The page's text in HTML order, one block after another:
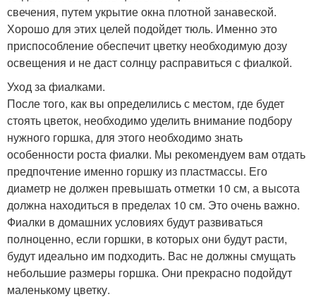
свечения, путем укрытие окна плотной занавеской.
Хорошо для этих целей подойдет тюль. Именно это
приспособление обеспечит цветку необходимую дозу
освещения и не даст солнцу расправиться с фиалкой.
Уход за фиалками.
После того, как вы определились с местом, где будет
стоять цветок, необходимо уделить внимание подбору
нужного горшка, для этого необходимо знать
особенности роста фиалки. Мы рекомендуем вам отдать
предпочтение именно горшку из пластмассы. Его
диаметр не должен превышать отметки 10 см, а высота
должна находиться в пределах 10 см. Это очень важно.
Фиалки в домашних условиях будут развиваться
полноценно, если горшки, в которых они будут расти,
будут идеально им подходить. Вас не должны смущать
небольшие размеры горшка. Они прекрасно подойдут
маленькому цветку.